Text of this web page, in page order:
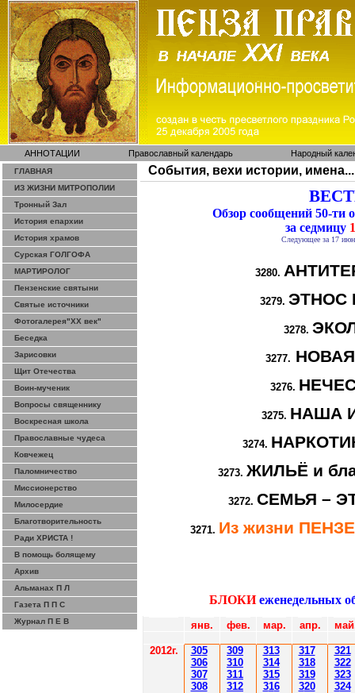
АННОТАЦИИ Православный календарь Народный
ГЛАВНАЯ
ИЗ ЖИЗНИ МИТРОПОЛИИ
Тронный Зал
История епархии
История храмов
Сурская ГОЛГОФА
МАРТИРОЛОГ
Пензенские святыни
Святые источники
Фотогалерея"ХХ век"
Беседка
Зарисовки
Щит Отечества
Воин-мученик
Вопросы священнику
Воскресная школа
Православные чудеса
Ковчежец
Паломничество
Миссионерство
Милосердие
Благотворительность
Ради ХРИСТА !
В помощь болящему
Архив
Альманах П Л
Газета П П С
Журнал П Е В
События, вехи истории, имена...
Обзор сообщений 50-
за седмицу
Следующее за 17
3280.
3279. ЭТНОС
3278.
3277.
3276.
3275. НАША
3274.
3273. ЖИЛЬЁ и
3272. СЕМЬЯ –
3271. Из жизни
БЛОКИ еженедельных
янв. фев. мар. апр.
2012г. 305
306
307
308
309
310
311
312
313
314
315
316
317
318
319
320
321
322
323
324